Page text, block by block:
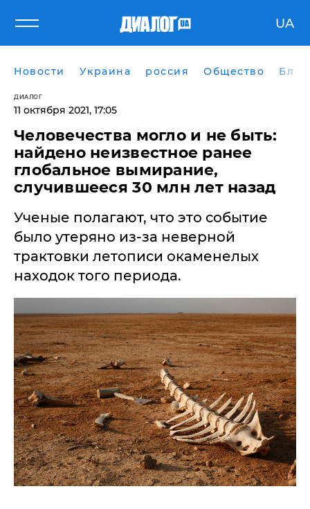
UA
Новости Украина россия Общество
ДИАЛОГ
11 октября 2021, 17:05
Человечества могло и не быть:
найдено неизвестное ранее
глобальное вымирание,
случившееся 30 млн лет назад
Ученые полагают, что это событие
было утеряно из-за неверной
трактовки летописи окаменелых
находок того периода.